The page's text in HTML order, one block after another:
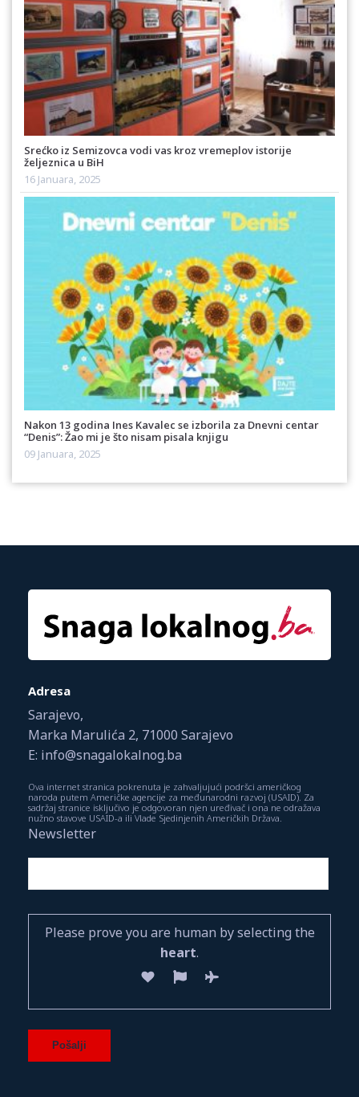
Srećko iz Semizovca vodi vas kroz vremeplov istorije
željeznica u BiH
16 Januara, 2025
Nakon 13 godina Ines Kavalec se izborila za Dnevni centar
“Denis”: Žao mi je što nisam pisala knjigu
09 Januara, 2025
Adresa
Sarajevo,
Marka Marulića 2, 71000 Sarajevo
E: info@snagalokalnog.ba
Ova internet stranica pokrenuta je zahvaljujući podršci američkog
naroda putem Američke agencije za međunarodni razvoj (USAID). Za
sadržaj stranice isključivo je odgovoran njen uređivač i ona ne odražava
nužno stavove USAID-a ili Vlade Sjedinjenih Američkih Država.
Newsletter
Please prove you are human by selecting the
heart.